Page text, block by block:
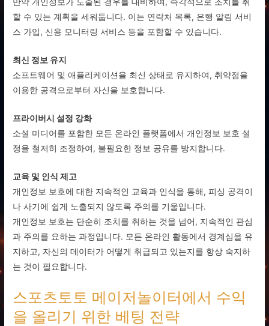
만약 개인정보가 노출된 경우를 대비하여, 즉각적으로 조치를 취
할 수 있는 계획을 세워둡니다. 이는 연락처 목록, 은행 알림 서비
스 가입, 신용 모니터링 서비스 등을 포함할 수 있습니다.
최신 정보 유지
소프트웨어 및 애플리케이션을 최신 상태로 유지하여, 취약점을
이용한 공격으로부터 자신을 보호합니다.
프라이버시 설정 강화
소셜 미디어를 포함한 모든 온라인 플랫폼에서 개인정보 보호 설
정을 철저히 조정하여, 불필요한 정보 공유를 방지합니다.
교육 및 인식 제고
개인정보 보호에 대한 지속적인 교육과 인식을 통해, 피싱 공격이
나 사기에 쉽게 노출되지 않도록 주의를 기울입니다.
개인정보 보호는 단순히 조치를 취하는 것을 넘어, 지속적인 관심
과 주의를 요하는 과정입니다. 모든 온라인 활동에서 경계심을 유
지하고, 자신의 데이터가 어떻게 취급되고 있는지를 항상 숙지하
는 것이 필요합니다.
스포츠토토 메이저놀이터에서 수익
을 올리기 위한 베팅 전략